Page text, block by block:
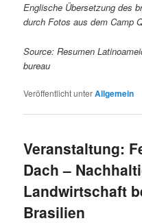
Englische Übersetzung des
durch Fotos aus dem Camp
Source: Resumen
bureau
Veröffentlicht unterAllgemein
Veranstaltung:
Dach –
Landwirtschaft
Brasilien